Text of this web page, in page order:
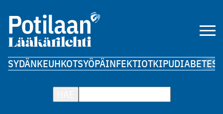
SYDÄNKEUHKOTSYÖPÄINFEKTIOTKIPUDIABETES